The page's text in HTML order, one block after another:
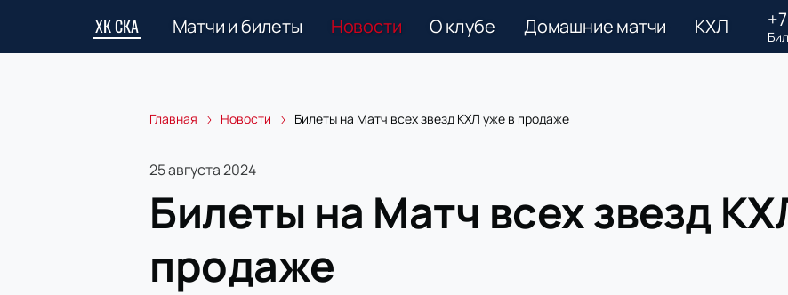
ХК СКА Матчи и билеты Новости О клубе Домашние матчи КХЛ
Главная Новости Билеты на Матч всех звезд КХЛ уже в продаже
25 августа 2024
Билеты на Матч всех звезд
продаже